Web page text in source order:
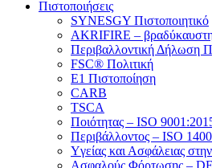
Πιστοποιήσεις
SYNESGY Πιστοποιητικό
AKRIFIRE – βραδύκαυστη
Περιβαλλοντική Δήλωση
FSC® Πολιτική
E1 Πιστοποίηση
CARB
TSCA
Πoιότητας – ISO
Περιβάλλοντος – ISO
Yγείας και Ασφάλειας
Ασφαλούς Φόρτωσης –